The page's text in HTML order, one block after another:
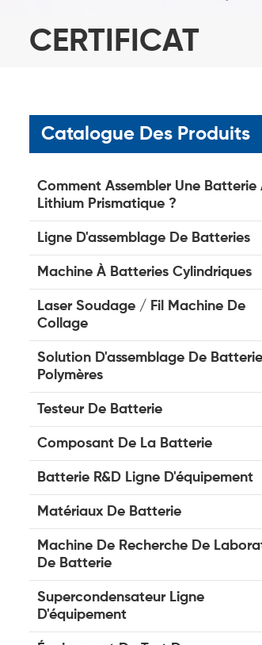
CERTIFICAT
Catalogue Des Produits
Comment Assembler Une Batterie
Lithium Prismatique ?
Ligne D'assemblage De Batteries
Machine À Batteries Cylindriques
Laser Soudage / Fil Machine De
Collage
Solution D'assemblage De
Polymères
Testeur De Batterie
Composant De La Batterie
Batterie R&D Ligne D'équipement
Matériaux De Batterie
Machine De Recherche De
De Batterie
Supercondensateur Ligne
D'équipement